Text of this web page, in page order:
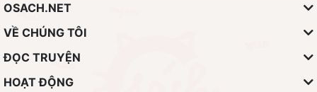
OSACH.NET
VỀ CHÚNG TÔI
ĐỌC TRUYỆN
HOẠT ĐỘNG